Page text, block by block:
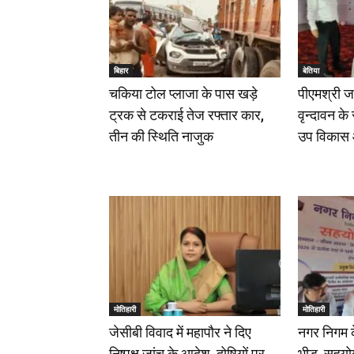
बिहार
चकिया टोल प्लाजा के पास खड़े
ट्रक से टकराई तेज रफ्तार कार,
तीन की स्थिति नाजुक
बेतिया
पीएमश्री
वृन्दावन के
उप
मोतिहारी
जेसीबी विवाद में महापौर ने दिए
मोतिहारी
नगर निगम